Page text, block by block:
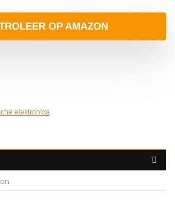
OP AMAZON
elektronica